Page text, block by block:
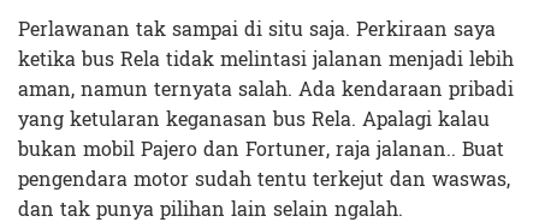
Perlawanan tak sampai di situ saja. Perkiraan saya
ketika bus Rela tidak melintasi jalanan menjadi lebih
aman, namun ternyata salah. Ada kendaraan pribadi
yang ketularan keganasan bus Rela. Apalagi kalau
bukan mobil Pajero dan Fortuner, raja jalanan.. Buat
pengendara motor sudah tentu terkejut dan waswas,
dan tak punya pilihan lain selain ngalah.